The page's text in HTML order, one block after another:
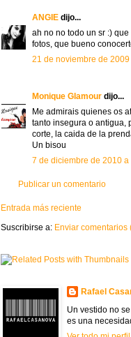
ANGIE dijo...
ah no no todo un sr :)
fotos, que bueno
21 de noviembre de
Monique Glamour dijo...
Me admirais quienes os
tanto insegura o antigua,
corte, la caida de la
Un bisou
7 de diciembre de 2010 a
Publicar un comentario
Entrada más reciente
Suscribirse a: Enviar comentarios
Rafael
Un vestido no
es una